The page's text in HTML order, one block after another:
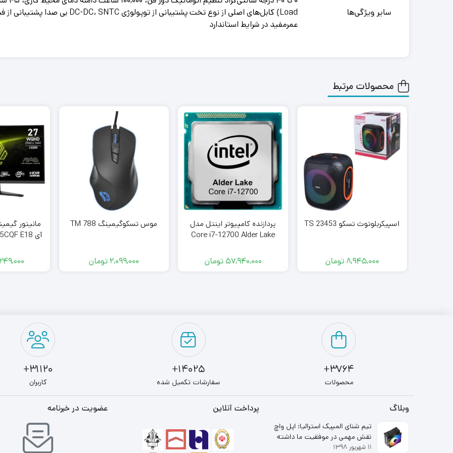
سایر ویژگی‌ها
عمرمفید در شرایط استاندارد
محصولات مرتبط
اسپیکربلوتوث تسکو TS 23453
8,945,000تومان
پردازنده کامپیوتر اینتل مدل
Core i7-12700 Alder Lake
57,940,000تومان
موس تسکوگیمینگ TM 788
2,099,000 تومان
مانیتور
3764+
محصولات
14025+
سفارشات تکمیل شده
31120+
کاربران
وبلاگ
تیم شنای المپیک استرالیا: اپل واچ
نقش مهمی در موفقیت ما داشته
است
۱۱ شهریور ۱۳۹۸
پرداخت آنلاین عضویت در خبرنامه